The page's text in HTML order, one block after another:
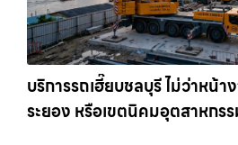
บริการรถเฮี๊ยบชลบุรี ไม่ว่าหน้า
ระยอง หรือเขตนิคมอุตสาหกรร